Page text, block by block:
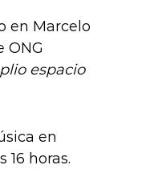
en Marcelo
ONG
espacio
en
horas.